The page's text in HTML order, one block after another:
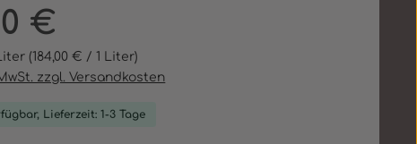
€
(184,00 € / 1 Liter)
zzgl. Versandkosten
Lieferzeit: 1-3 Tage